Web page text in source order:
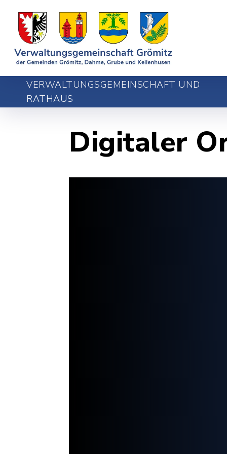
VERWALTUNGSGEMEINSCHAFT UND
RATHAUS
Digitaler